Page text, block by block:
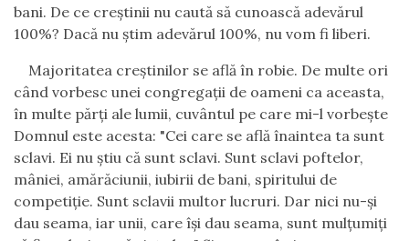
bani. De ce creştinii nu caută să cunoască adevărul
100%? Dacă nu ştim adevărul 100%, nu vom fi liberi.
Majoritatea creştinilor se află în robie. De multe ori
când vorbesc unei congregaţii de oameni ca aceasta,
în multe părţi ale lumii, cuvântul pe care mi-l vorbeşte
Domnul este acesta: "Cei care se află înaintea ta sunt
sclavi. Ei nu ştiu că sunt sclavi. Sunt sclavi poftelor,
mâniei, amărăciunii, iubirii de bani, spiritului de
competiţie. Sunt sclavii multor lucruri. Dar nici nu-şi
dau seama, iar unii, care îşi dau seama, sunt mulţumiţi